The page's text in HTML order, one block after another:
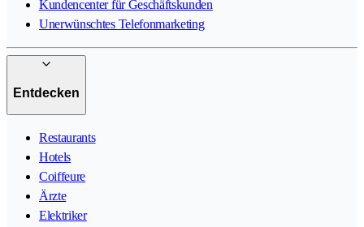
Kundencenter für Geschäftskunden
Unerwünschtes Telefonmarketing
Entdecken
Restaurants
Hotels
Coiffeure
Ärzte
Elektriker